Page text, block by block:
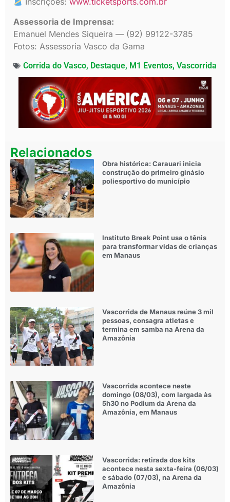
Assessoria de Imprensa:
Emanuel Mendes Siqueira — (92) 99122-3785
Fotos: Assessoria Vasco da Gama
Corrida do Vasco, Destaque, M1 Eventos, Vascorrida
Relacionados
Obra histórica: Carauari inicia
construção do primeiro ginásio
poliesportivo do município
Instituto Break Point usa o tênis
para transformar vidas de crianças
em Manaus
Vascorrida de Manaus reúne 3 mil
pessoas, consagra atletas e
termina em samba na Arena da
Amazônia
Vascorrida acontece neste
domingo (08/03), com largada às
5h30 no Podium da Arena da
Amazônia, em Manaus
Vascorrida: retirada dos kits
acontece nesta sexta-feira (06/03)
e sábado (07/03), na Arena da
Amazônia